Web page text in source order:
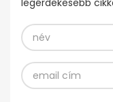
legérdekesebb